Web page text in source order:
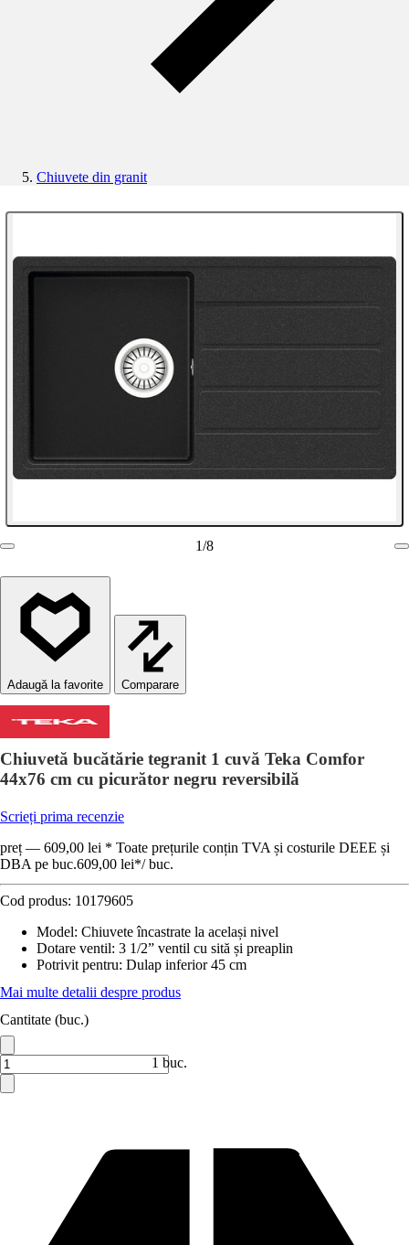
Chiuvete din granit
1/8
Comparare
Chiuvetă bucătărie tegranit 1 cuvă Teka Comfor
44x76 cm cu picurător negru reversibilă
Scrieți prima recenzie
preț — 609,00 lei * Toate prețurile conțin TVA și costurile DEEE și
DBA pe buc.609,00 lei*/ buc.
Cod produs: 10179605
Model: Chiuvete încastrate la același nivel
Dotare ventil: 3 1/2” ventil cu sită și preaplin
Potrivit pentru: Dulap inferior 45 cm
Mai multe detalii despre produs
Cantitate (buc.)
1 buc.